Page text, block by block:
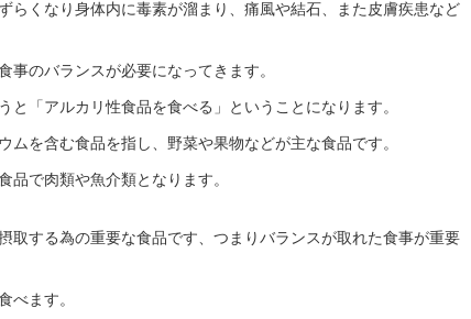
らくなり身体内に毒素が溜まり、痛風や結石、また皮膚疾患など
事のバランスが必要になってきます。
と「アルカリ性食品を食べる」ということになります。
ムを含む食品を指し、野菜や果物などが主な食品です。
品で肉類や魚介類となります。
取する為の重要な食品です、つまりバランスが取れた食事が重要
べます。